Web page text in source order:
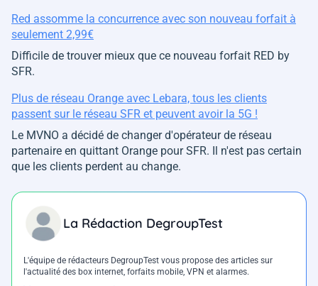
Red assomme la concurrence avec son nouveau forfait à
seulement 2,99€
Difficile de trouver mieux que ce nouveau forfait RED by
SFR.
Plus de réseau Orange avec Lebara, tous les clients
passent sur le réseau SFR et peuvent avoir la 5G !
Le MVNO a décidé de changer d'opérateur de réseau
partenaire en quittant Orange pour SFR. Il n'est pas certain
que les clients perdent au change.
La Rédaction DegroupTest
L'équipe de rédacteurs DegroupTest vous propose des articles sur
l'actualité des box internet, forfaits mobile, VPN et alarmes.